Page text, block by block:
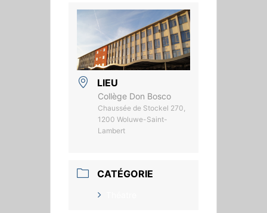
LIEU
Collège Don Bosco
Chaussée de Stockel 270,
1200 Woluwe-Saint-
Lambert
CATÉGORIE